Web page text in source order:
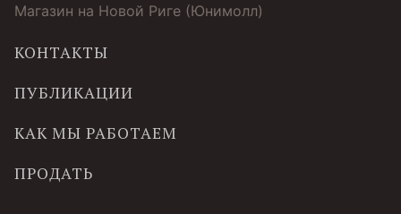
Магазин на Новой Риге (Юнимолл)
КОНТАКТЫ
ПУБЛИКАЦИИ
КАК МЫ РАБОТАЕМ
ПРОДАТЬ